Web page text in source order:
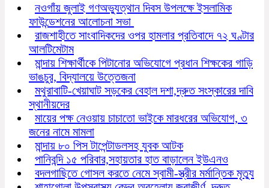
নওগাঁয় জুলাই গণঅভ্যুত্থান দিবস উপলক্ষে ইসলামিক
ফাউন্ডেশনের আলোচনা সভা
রাজশাহীতে সাংবাদিকদের ওপর হামলার প্রতিবাদে ৭২ ঘণ্টার
আলটিমেটাম
মান্দায় শিক্ষার্থীকে পিটানোর অভিযোগে প্রধান শিক্ষকের গাড়ি
ভাঙচুর, বিদ্যালয়ে উত্তেজনা
মথুরাবাটি-খেয়াঘাট সড়কের বেহাল দশা,দ্রুত সংস্কারের দাবি
স্থানীয়দের
মায়ের পক্ষ নেওয়ায় চাচাতো ভাইকে মারধরের অভিযোগ, ৩
জনের নামে মামলা
মান্দায় ৮০ পিস টাপেন্টাডলসহ যুবক আটক
পানিবন্দি ১৫ পরিবার,সহায়তার হাত বাড়ালেন ইউএনও
বদলগাছিতে গোসল করতে নেমে স্বামী-স্ত্রীর মর্মান্তিক মৃত্যু